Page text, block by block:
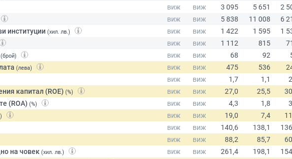
институции (хил. лв.)
(брой)
(лева)
капитал (ROE) (%)
(ROA) (%)
на човек (хил. лв.)